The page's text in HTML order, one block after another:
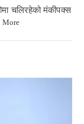
चलिरहेको मंकीपक्स
More